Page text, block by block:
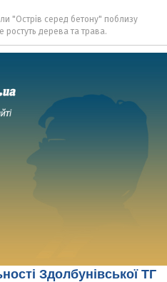
"Острів серед бетону" поблизу
дерева та трава.
Здолбунівської ТГ